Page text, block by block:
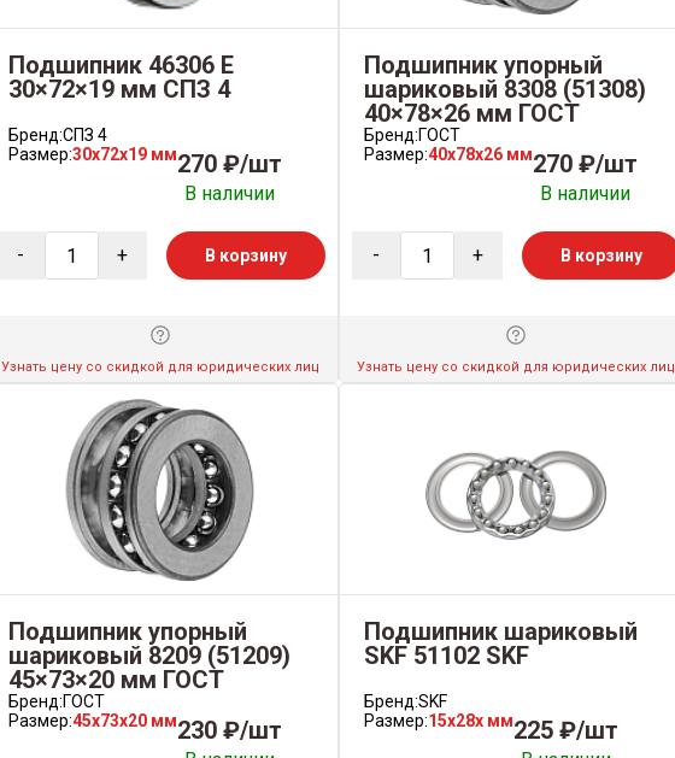
Подшипник 46306 Е
30×72×19 мм СПЗ 4
Бренд:СПЗ 4
Размер:30x72x19 мм270 ₽/шт
В наличии
- + В корзину
Узнать цену со скидкой для юридических лиц
Подшипник упорный
шариковый 8308 (51308)
40×78×26 мм ГОСТ
Бренд:ГОСТ
Размер:40x78x26 мм270 ₽/шт
В наличии
- + В корзину
Узнать цену со скидкой для юридических лиц
Подшипник упорный
шариковый 8209 (51209)
45×73×20 мм ГОСТ
Бренд:ГОСТ
Размер:45x73x20 мм230 ₽/шт
Подшипник шариковый
SKF 51102 SKF
Бренд:SKF
Размер:15x28x мм225 ₽/шт